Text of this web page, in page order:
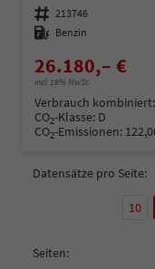
Fahrzeugnummer 213746
Kraftstoff Benzin
26.180,– €
incl. 19% MwSt.
Verbrauch kombiniert:
CO2-Klasse: D
CO2-Emissionen:
Datensätze pro Seite:
10
Seiten: